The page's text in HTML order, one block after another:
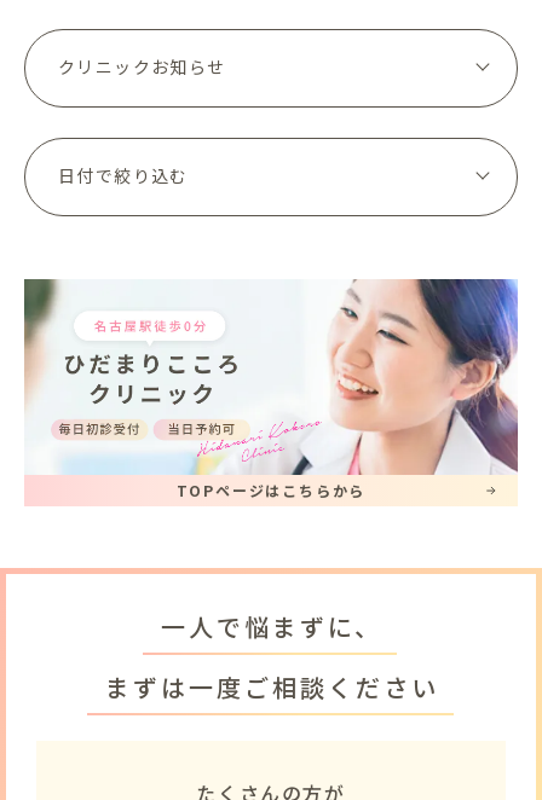
TOPページはこちらから
一人で悩まずに、
まずは一度ご相談ください
たくさんの方が